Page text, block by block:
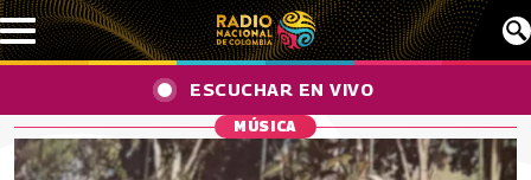
Pasar al contenido principal
ESCUCHAR EN VIVO
MÚSICA